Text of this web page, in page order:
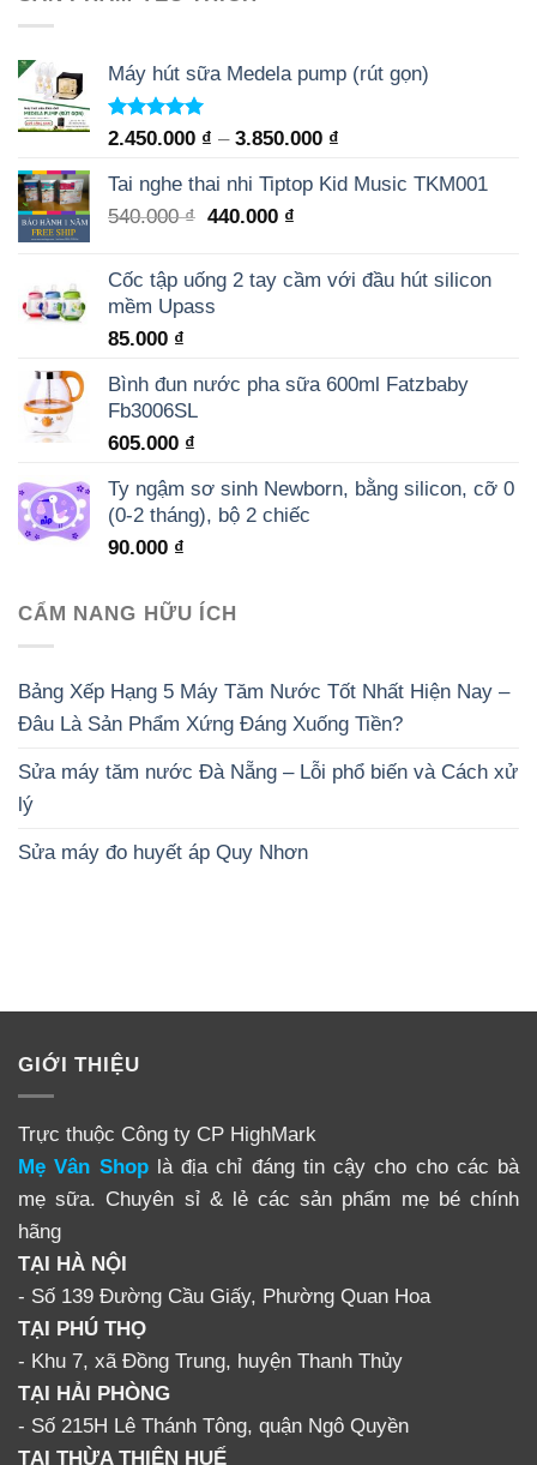
Máy hút sữa Medela pump (rút gọn)
Rated 5.00
2.450.000 ₫ – 3.850.000 ₫
Tai nghe thai nhi Tiptop Kid Music TKM001
540.000₫ 440.000 ₫
Cốc tập uống 2 tay cầm với đầu hút silicon
mềm Upass
85.000 ₫
Bình đun nước pha sữa 600ml Fatzbaby
Fb3006SL
605.000 ₫
Ty ngậm sơ sinh Newborn, bằng silicon, cỡ 0
(0-2 tháng), bộ 2 chiếc
90.000 ₫
CẨM NANG HỮU ÍCH
Bảng Xếp Hạng 5 Máy Tăm Nước Tốt Nhất Hiện Nay –
Đâu Là Sản Phẩm Xứng Đáng Xuống Tiền?
Sửa máy tăm nước Đà Nẵng – Lỗi phổ biến và Cách xử
lý
Sửa máy đo huyết áp Quy Nhơn
GIỚI THIỆU
Trực thuộc Công ty CP HighMark
Mẹ Vân Shoplà địa chỉ đáng tin cậy cho cho các bà
mẹ sữa. Chuyên sỉ & lẻ các sản phẩm mẹ bé chính
hãng
TẠI HÀ NỘI
- Số 139 Đường Cầu Giấy, Phường Quan Hoa
TẠI PHÚ THỌ
- Khu 7, xã Đồng Trung, huyện Thanh Thủy
TẠI HẢI PHÒNG
- Số 215H Lê Thánh Tông, quận Ngô Quyền
TẠI THỪA THIÊN HUẾ